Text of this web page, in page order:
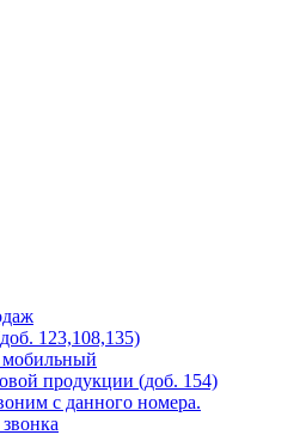
123,108,135)
мобильный
продукции (доб. 154)
с данного номера.